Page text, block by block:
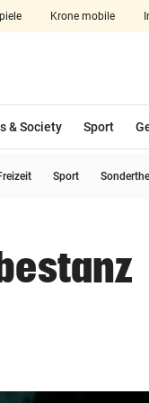
Krone mobile
aufklappen
& Society Sport
Sport